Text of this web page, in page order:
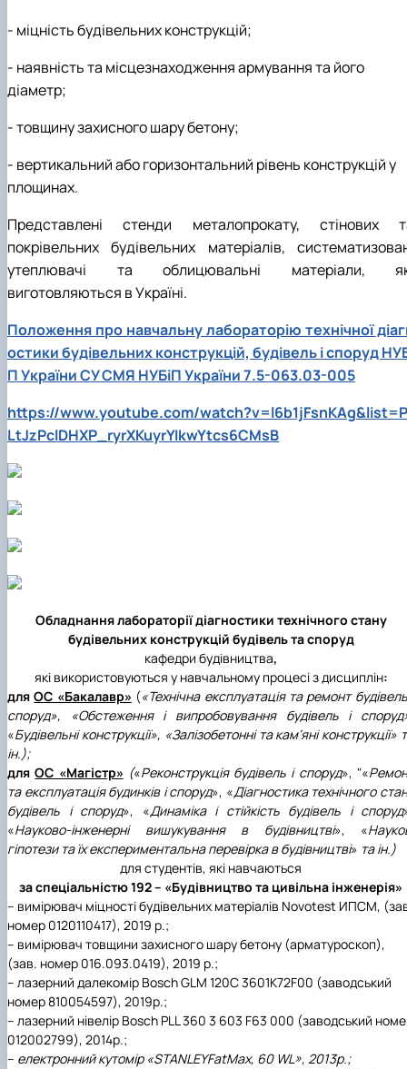
- міцність будівельних конструкцій;
- наявність та місцезнаходження армування та його
діаметр;
- товщину захисного шару бетону;
- вертикальний або горизонтальний рівень конструкцій у
площинах.
Представлені стенди металопрокату, стінових
покрівельних будівельних матеріалів,
утеплювачі та облицювальні матеріали,
виготовляються в Україні.
Положення про навчальну лабораторію технічної
остики будівельних конструкцій, будівель і споруд
П України СУ СМЯ НУБіП України 7.5-063.03-005
https://www.youtube.com/watch?v=l6b1jFsnKAg&list=P
LtJzPclDHXP_ryrXKuyrYIkwYtcs6CMsB
Обладнання лабораторії діагностики технічного стану
будівельних конструкцій будівель та споруд
кафедри будівництва,
які використовуються у навчальному процесі з дисциплін:
дляОС «Бакалавр» («Технічна експлуатація та ремонт
споруд», «Обстеження і випробовування будівель і
«Будівельні конструкції», «Залізобетонні та кам’яні конструкції»
ін.);
дляОС «Магістр» («Реконструкція будівель і споруд», "«
та експлуатація будинків і споруд», «Діагностика технічного
будівель і споруд», «Динаміка і стійкість будівель і споруд
«Науково-інженерні вишукування в будівництві», «
гіпотези та їх експериментальна перевірка в будівництві» та ін.)
для студентів, які навчаються
за спеціальністю 192 – «Будівництво та цивільна інженерія»
– вимірювач міцності будівельних матеріалів Novotest ИПСМ,
номер 0120110417), 2019 р.;
– вимірювач товщини захисного шару бетону (арматуроскоп),
(зав. номер 016.093.0419), 2019 р.;
– лазерний далекомір Bosch GLM 120C 3601K72F00 (заводський
номер 810054597), 2019р.;
– лазерний нівелір Bosch PLL 360 3 603 F63 000 (заводський
012002799), 2014р.;
– електронний кутомір «STANLEYFatMax, 60 WL», 2013р.;